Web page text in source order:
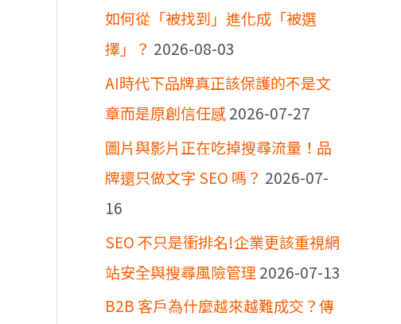
如何從「被找到」進化成「被選
擇」？ 2026-08-03
AI時代下品牌真正該保護的不是文
章而是原創信任感2026-07-27
圖片與影片正在吃掉搜尋流量！品
牌還只做文字 SEO 嗎？ 2026-07-
16
SEO 不只是衝排名!企業更該重視網
站安全與搜尋風險管理 2026-07-13
B2B 客戶為什麼越來越難成交？傳